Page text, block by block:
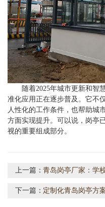
随着2025年城市更新和智
准化应用正在逐步普及。它不
人性化的工作条件，也帮助城
方面实现提升。可以说，岗亭
视的重要组成部分。
上一篇：青岛岗亭厂家：学
下一篇： 定制化青岛岗亭方